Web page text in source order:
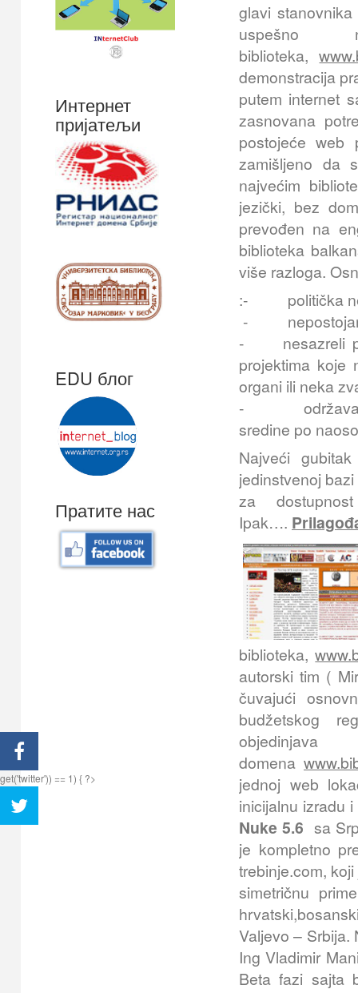
Интернет
пријатељи
EDU блог
Пратите нас
get('twitter')) == 1) { ?>
glavi
uspešno
biblioteka,
demonstracija
putem internet
zasnovana
postojeće web
zamišljeno da
najvećim
jezički, bez
prevođen na
biblioteka
više razloga.
:- politička
-
- nesazreli
projektima koje
organi ili neka
- održavanje
sredine po
Najveći
jedinstvenoj bazi
za
Ipak….
biblioteka,
autorski tim (
čuvajući
budžetskog
domena
jednoj web
inicijalnu izradu
Nuke 5.6 sa
je kompletno
trebinje.com,
simetričnu
Valjevo – Srbija.
Ing Vladimir
Beta fazi sajta